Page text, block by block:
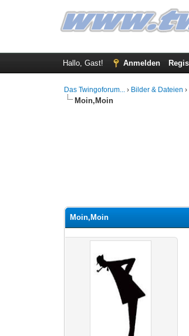
Hallo, Gast! Anmelden
Das Twingoforum... › Bilder & Dateien ›
Moin,Moin
Moin,Moin